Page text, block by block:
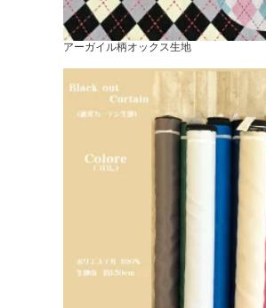
アーガイル柄オックス生地